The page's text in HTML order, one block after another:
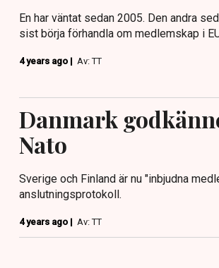
En har väntat sedan 2005. Den andra
sist börja förhandla om medlemskap i
4 years ago | Av: TT
Danmark
Nato
Sverige och Finland är nu "inbjudna
anslutningsprotokoll.
4 years ago | Av: TT